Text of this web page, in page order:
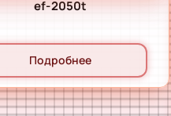
ef-2050t
Подробнее